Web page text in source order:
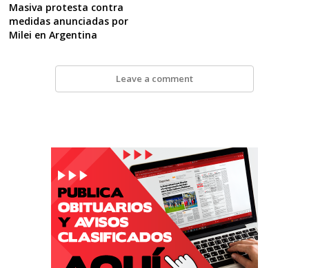
Masiva protesta contra
medidas anunciadas por
Milei en Argentina
Leave a comment